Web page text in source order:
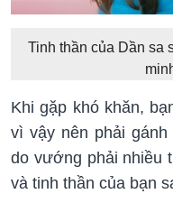
Tinh thần của Dần sa
Khi gặp khó khăn,
vì vậy nên phải
do vướng phải nhiều
và tinh thần của bạn